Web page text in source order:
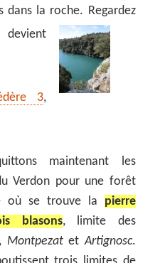
dans la roche. Regardez
3,
maintenant les
Verdon pour une forêt
où se trouve la pierre
blasons, limite des
, MontpezatetArtignosc.